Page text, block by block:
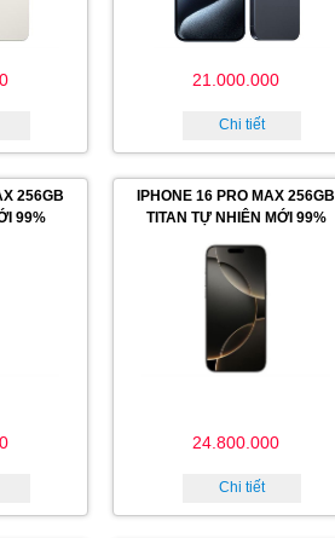
21.000.000
Chi tiết
256GB
99%
IPHONE 16 PRO MAX 256GB
TITAN TỰ NHIÊN MỚI 99%
24.800.000
Chi tiết